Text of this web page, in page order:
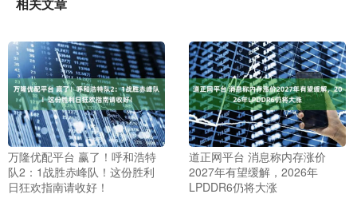
相关文章
万隆优配平台 赢了！呼和浩特
队2：1战胜赤峰队！这份胜利
日狂欢指南请收好！
道正网平台 消息称内存涨价
2027年有望缓解，2026年
LPDDR6仍将大涨